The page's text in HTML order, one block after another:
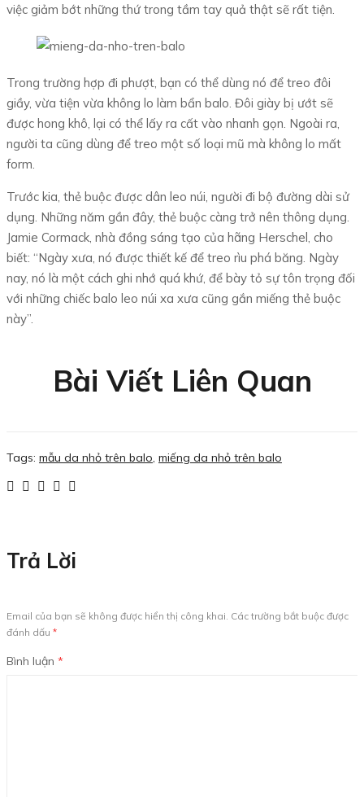
việc giảm bớt những thứ trong tầm tay quả thật sẽ rất tiện.
Trong trường hợp đi phượt, bạn có thể dùng nó để treo đôi
giầy, vừa tiện vừa không lo làm bẩn balo. Đôi giày bị ướt sẽ
được hong khô, lại có thể lấy ra cất vào nhanh gọn. Ngoài ra,
người ta cũng dùng để treo một số loại mũ mà không lo mất
form.
Trước kia, thẻ buộc được dân leo núi, người đi bộ đường dài sử
dụng. Những năm gần đây, thẻ buộc càng trở nên thông dụng.
Jamie Cormack, nhà đồng sáng tạo của hãng Herschel, cho
biết: “Ngày xưa, nó được thiết kế để treo rìu phá băng. Ngày
nay, nó là một cách ghi nhớ quá khứ, để bày tỏ sự tôn trọng đối
với những chiếc balo leo núi xa xưa cũng gắn miếng thẻ buộc
này”.
Bài Viết Liên Quan
Tags: mẫu da nhỏ trên balo, miếng da nhỏ trên balo
Trả Lời
Email của bạn sẽ không được hiển thị công khai. Các trường bắt buộc được
đánh dấu *
Bình luận *